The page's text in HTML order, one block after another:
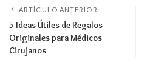
ARTÍCULO ANTERIOR
5 Ideas Útiles de Regalos
Originales para Médicos
Cirujanos